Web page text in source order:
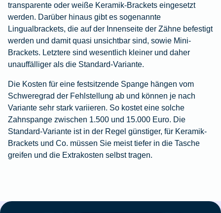
transparente oder weiße Keramik-Brackets eingesetzt
werden. Darüber hinaus gibt es sogenannte
Lingualbrackets, die auf der Innenseite der Zähne befestigt
werden und damit quasi unsichtbar sind, sowie Mini-
Brackets. Letztere sind wesentlich kleiner und daher
unauffälliger als die Standard-Variante.
Die Kosten für eine festsitzende Spange hängen vom
Schweregrad der Fehlstellung ab und können je nach
Variante sehr stark variieren. So kostet eine solche
Zahnspange zwischen 1.500 und 15.000 Euro. Die
Standard-Variante ist in der Regel günstiger, für Keramik-
Brackets und Co. müssen Sie meist tiefer in die Tasche
greifen und die Extrakosten selbst tragen.